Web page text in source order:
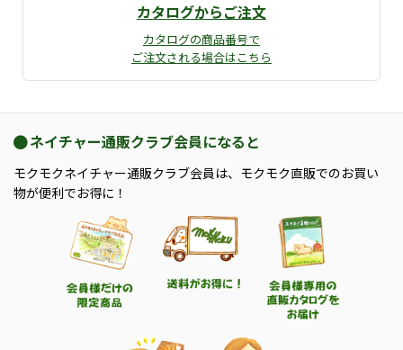
カタログからご注文
カタログの商品番号で
ご注文される場合はこちら
ネイチャー通販クラブ会員になると
モクモクネイチャー通販クラブ会員は、モクモク直販でのお買い
物が便利でお得に！